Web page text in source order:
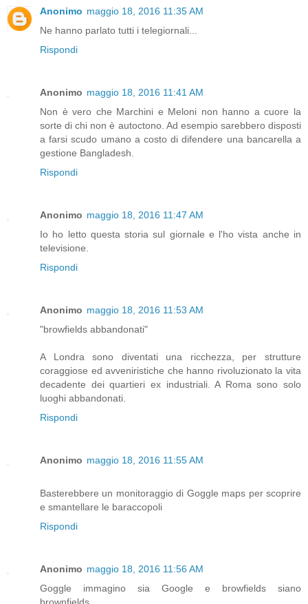
Anonimo maggio 18, 2016 11:35 AM
Ne hanno parlato tutti i telegiornali...
Rispondi
Anonimo maggio 18, 2016 11:41 AM
Non è vero che Marchini e Meloni non hanno a cuore la
sorte di chi non è autoctono. Ad esempio sarebbero disposti
a farsi scudo umano a costo di difendere una bancarella a
gestione Bangladesh.
Rispondi
Anonimo maggio 18, 2016 11:47 AM
Io ho letto questa storia sul giornale e l'ho vista anche in
televisione.
Rispondi
Anonimo maggio 18, 2016 11:53 AM
"browfields abbandonati"
A Londra sono diventati una ricchezza, per strutture
coraggiose ed avveniristiche che hanno rivoluzionato la vita
decadente dei quartieri ex industriali. A Roma sono solo
luoghi abbandonati.
Rispondi
Anonimo maggio 18, 2016 11:55 AM
Basterebbere un monitoraggio di Goggle maps per scoprire
e smantellare le baraccopoli
Rispondi
Anonimo maggio 18, 2016 11:56 AM
Goggle immagino sia Google e browfields siano